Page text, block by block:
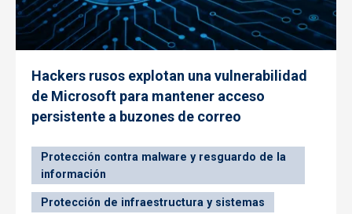
Hackers rusos explotan una vulnerabilidad
de Microsoft para mantener acceso
persistente a buzones de correo
Protección contra malware y resguardo de la
información
Protección de infraestructura y sistemas